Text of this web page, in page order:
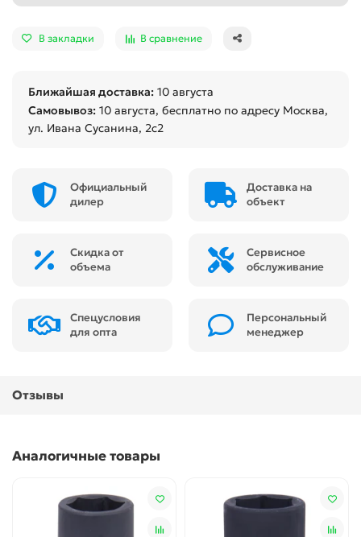
В закладки В сравнение
Ближайшая доставка: 10 августа
Самовывоз: 10 августа, бесплатно по адресу Москва,
ул. Ивана Сусанина, 2с2
Официальный
дилер
Доставка на
объект
Скидка от
объема
Сервисное
обслуживание
Спецусловия
для опта
Персональный
менеджер
Отзывы
Аналогичные товары